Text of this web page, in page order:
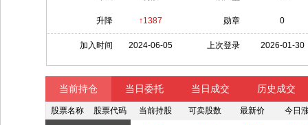
升降 ↑1387 勋章 0
加入时间 2024-06-05 上次登录 2026-01-30
当前持仓 当日委托 当日成交 历史成交
股票名称 股票代码 当前持股 可卖股数 最新价 今日